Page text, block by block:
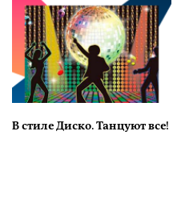
В стиле Диско. Танцуют все!